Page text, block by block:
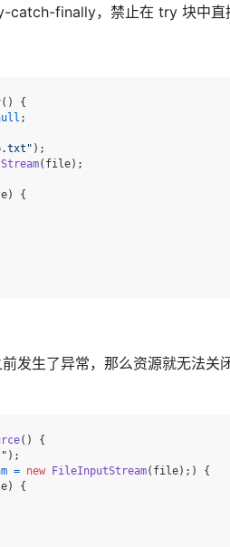
catch-finally，禁止在 try 块中直
()
{
;
);
(file);
e) {
前发生了异常，那么资源就无法关
()
{
);
= new FileInputStream(file);) {
e) {